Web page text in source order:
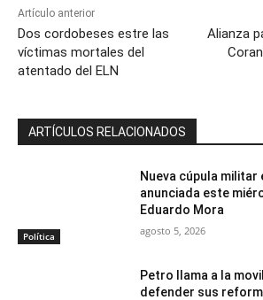
Artículo anterior
Dos cordobeses estre las
víctimas mortales del
atentado del ELN
Alianza
ARTÍCULOS RELACIONADOS
Política
Nueva cúpula
anunciada este
Eduardo Mora
agosto 5, 2026
Petro llama a la
defender sus